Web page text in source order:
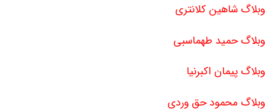
وبلاگ شاهین کلانتری
وبلاگ حمید طهماسبی
وبلاگ پیمان اکبرنیا
وبلاگ محمود حق وردی